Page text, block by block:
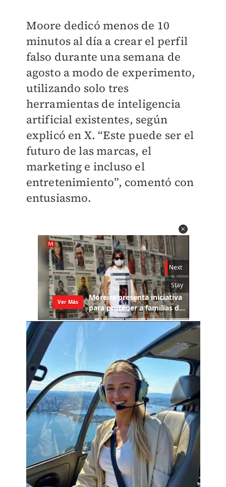
Moore dedicó menos de 10
minutos al día a crear el perfil
falso durante una semana de
agosto a modo de experimento,
utilizando solo tres
herramientas de inteligencia
artificial existentes, según
explicó en X. “Este puede ser el
futuro de las marcas, el
marketing e incluso el
entretenimiento”, comentó con
entusiasmo.